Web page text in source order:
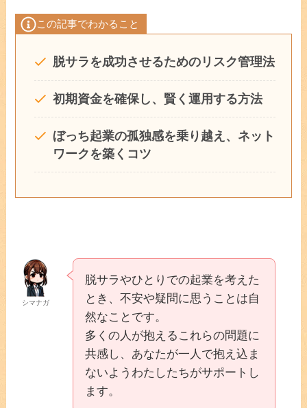
この記事でわかること
脱サラを成功させるためのリスク管理法
初期資金を確保し、賢く運用する方法
ぼっち起業の孤独感を乗り越え、ネット
ワークを築くコツ
シマナガ
脱サラやひとりでの起業を考えた
とき、不安や疑問に思うことは自
然なことです。
多くの人が抱えるこれらの問題に
共感し、あなたが一人で抱え込ま
ないようわたしたちがサポートし
ます。